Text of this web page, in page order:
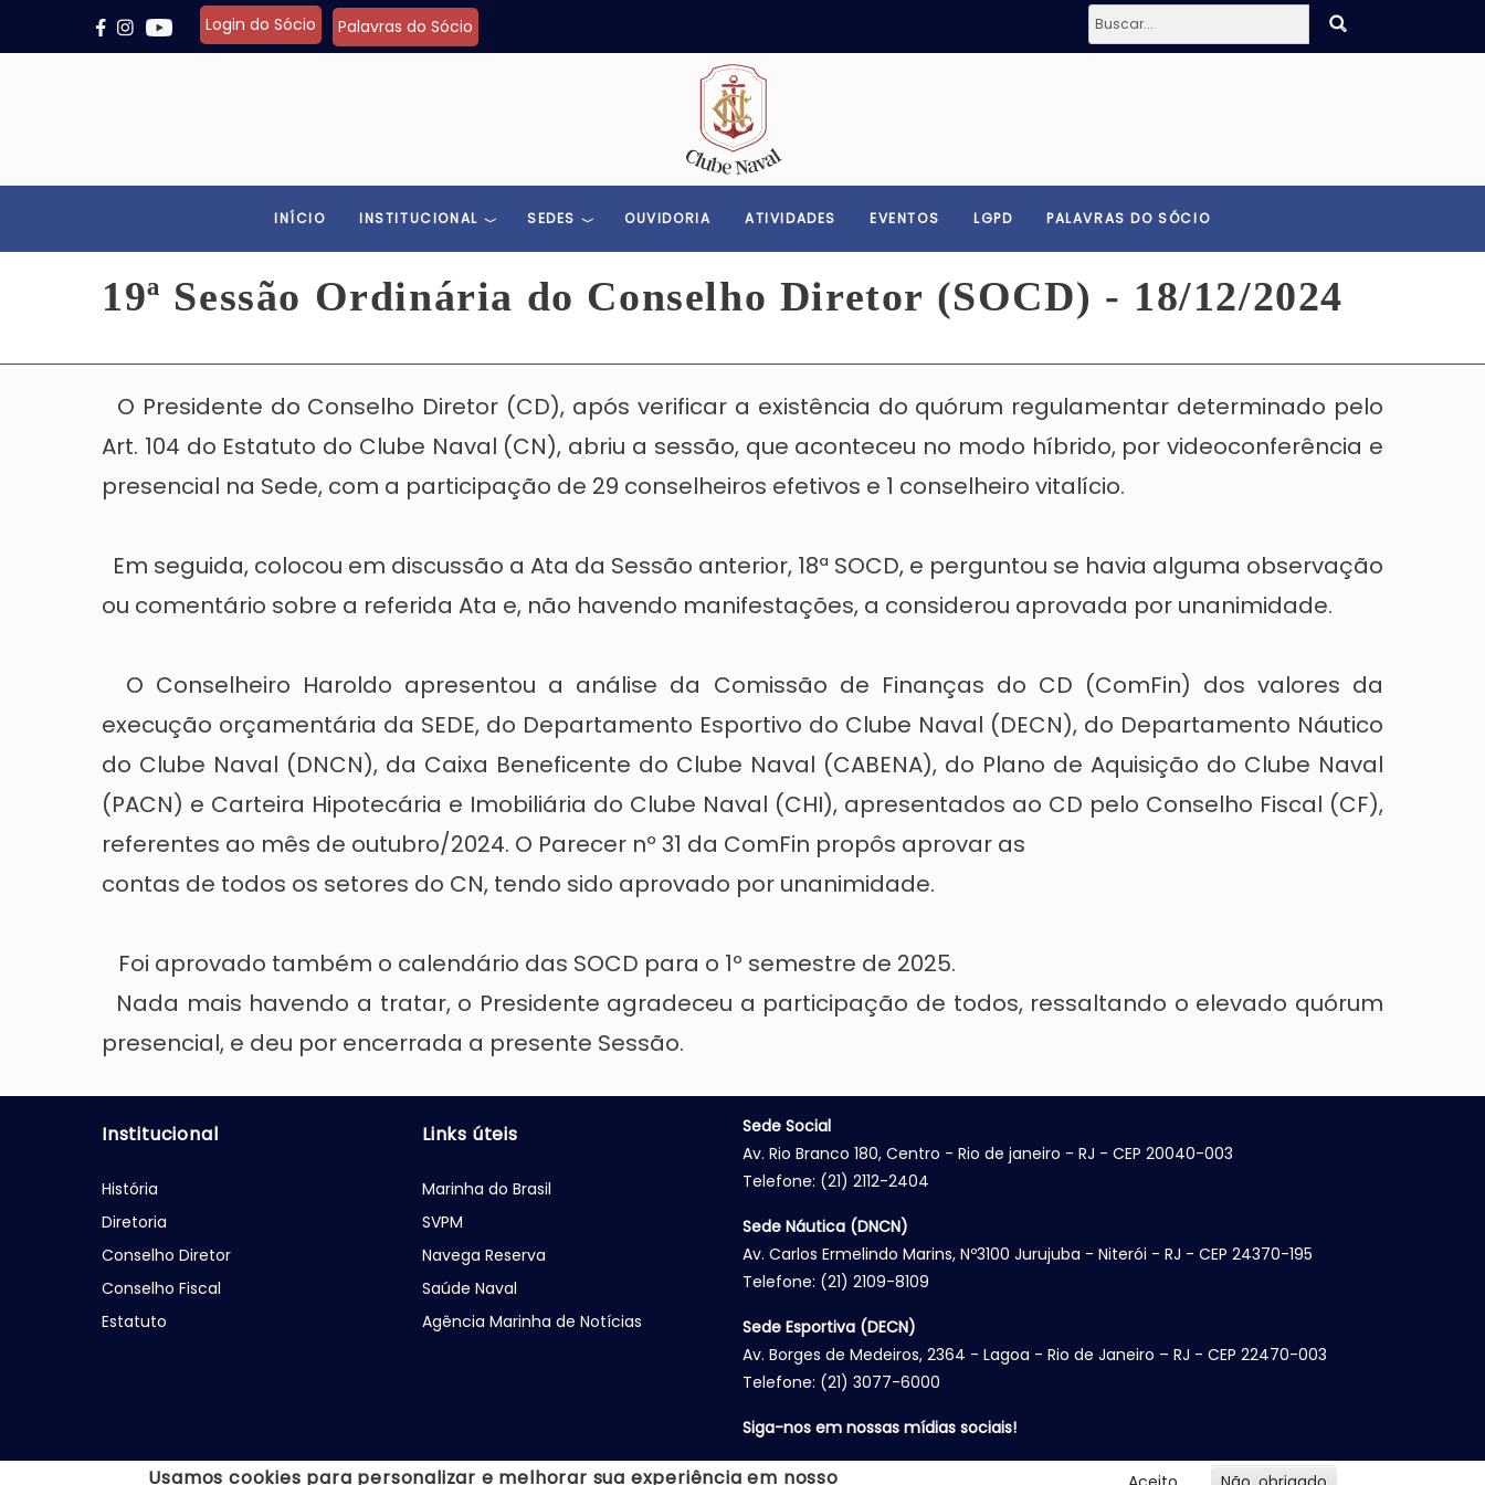
Pular para o conteúdo principal
Login do Sócio Palavras do Sócio
Toggle menu
INÍCIO INSTITUCIONAL SEDES OUVIDORIA ATIVIDADES EVENTOS LGPD PALAVRAS DO SÓCIO
19ª Sessão Ordinária do Conselho Diretor (SOCD) - 18/12/2024
O Presidente do Conselho Diretor (CD), após verificar a existência do quórum regulamentar determinado pelo
Art. 104 do Estatuto do Clube Naval (CN), abriu a sessão, que aconteceu no modo híbrido, por videoconferência e
presencial na Sede, com a participação de 29 conselheiros efetivos e 1 conselheiro vitalício.
Em seguida, colocou em discussão a Ata da Sessão anterior, 18ª SOCD, e perguntou se havia alguma observação
ou comentário sobre a referida Ata e, não havendo manifestações, a considerou aprovada por unanimidade.
O Conselheiro Haroldo apresentou a análise da Comissão de Finanças do CD (ComFin) dos valores da
execução orçamentária da SEDE, do Departamento Esportivo do Clube Naval (DECN), do Departamento Náutico
do Clube Naval (DNCN), da Caixa Beneficente do Clube Naval (CABENA), do Plano de Aquisição do Clube Naval
(PACN) e Carteira Hipotecária e Imobiliária do Clube Naval (CHI), apresentados ao CD pelo Conselho Fiscal (CF),
referentes ao mês de outubro/2024. O Parecer nº 31 da ComFin propôs aprovar as
contas de todos os setores do CN, tendo sido aprovado por unanimidade.
Foi aprovado também o calendário das SOCD para o 1º semestre de 2025.
Nada mais havendo a tratar, o Presidente agradeceu a participação de todos, ressaltando o elevado quórum
presencial, e deu por encerrada a presente Sessão.
Institucional
História
Diretoria
Conselho Diretor
Conselho Fiscal
Estatuto
Links úteis
Marinha do Brasil
SVPM
Navega Reserva
Saúde Naval
Agência Marinha de Notícias
Sede Social
Av. Rio Branco 180, Centro - Rio de janeiro - RJ - CEP 20040-003
Telefone: (21) 2112-2404
Sede Náutica (DNCN)
Av. Carlos Ermelindo Marins, Nº3100 Jurujuba - Niterói - RJ - CEP 24370-195
Telefone: (21) 2109-8109
Sede Esportiva (DECN)
Av. Borges de Medeiros, 2364 - Lagoa - Rio de Janeiro – RJ - CEP 22470-003
Telefone: (21) 3077-6000
Siga-nos em nossas mídias sociais!
Usamos cookies para personalizar e melhorar sua experiência em nosso